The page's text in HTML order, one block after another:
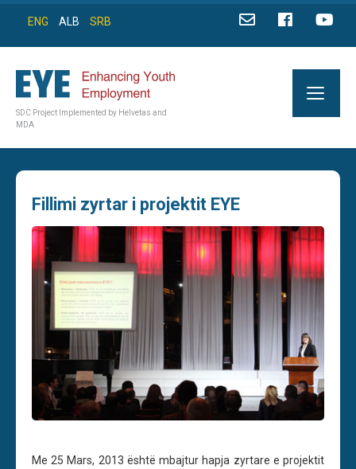
ENG ALB SRB
SDC Project Implemented by Helvetas and
MDA
Fillimi zyrtar i projektit EYE
Me 25 Mars, 2013 është mbajtur hapja zyrtare e projektit